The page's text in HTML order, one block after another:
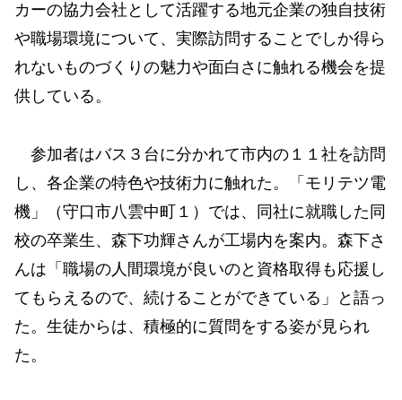
カーの協力会社として活躍する地元企業の独自技術
や職場環境について、実際訪問することでしか得ら
れないものづくりの魅力や面白さに触れる機会を提
供している。
参加者はバス３台に分かれて市内の１１社を訪問
し、各企業の特色や技術力に触れた。「モリテツ電
機」（守口市八雲中町１）では、同社に就職した同
校の卒業生、森下功輝さんが工場内を案内。森下さ
んは「職場の人間環境が良いのと資格取得も応援し
てもらえるので、続けることができている」と語っ
た。生徒からは、積極的に質問をする姿が見られ
た。